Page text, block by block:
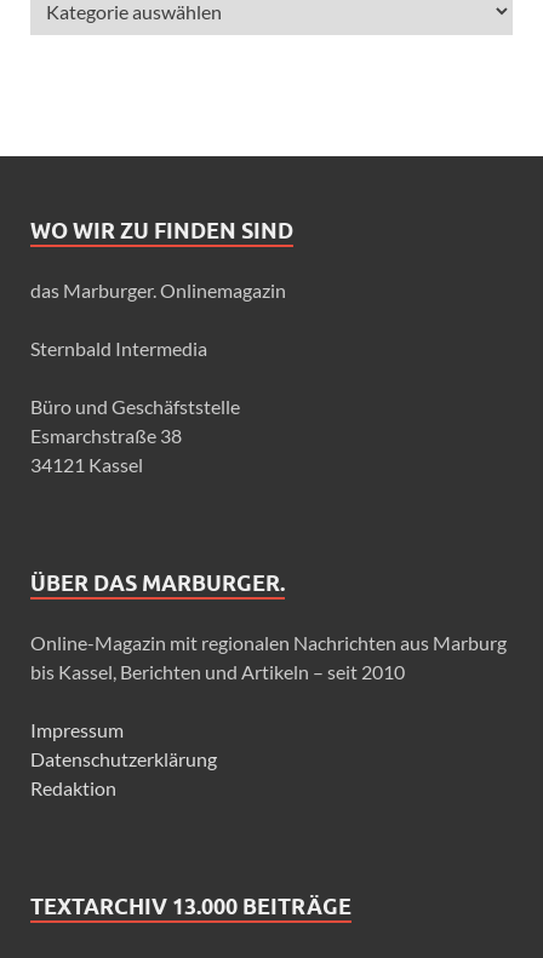
WO WIR ZU FINDEN SIND
das Marburger. Onlinemagazin
Sternbald Intermedia
Büro und Geschäfststelle
Esmarchstraße 38
34121 Kassel
ÜBER DAS MARBURGER.
Online-Magazin mit regionalen Nachrichten aus Marburg
bis Kassel, Berichten und Artikeln – seit 2010
Impressum
Datenschutzerklärung
Redaktion
TEXTARCHIV 13.000 BEITRÄGE